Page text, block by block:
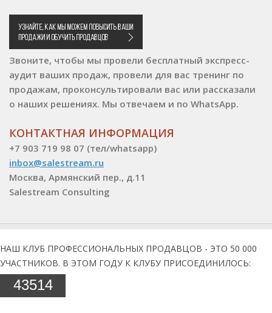
Звоните, чтобы мы провели бесплатный экспресс-
аудит ваших продаж, провели для вас тренинг по
продажам, проконсультировали вас или рассказали
о наших решениях. Мы отвечаем и по WhatsApp.
КОНТАКТНАЯ ИНФОРМАЦИЯ
+7 903 719 98 07 (тел/whatsapp)
inbox@salestream.ru
Москва, Армянский пер., д.11
Salestream Consulting
НАШ КЛУБ ПРОФЕССИОНАЛЬНЫХ ПРОДАВЦОВ - ЭТО 50 000
УЧАСТНИКОВ. В ЭТОМ ГОДУ К КЛУБУ ПРИСОЕДИНИЛОСЬ:
43514